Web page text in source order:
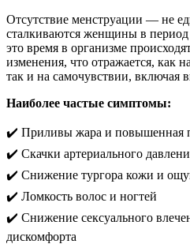
Отсутствие менструации — не
сталкиваются женщины в
это время в организме
изменения, что отражается, как
так и на самочувствии, включая
Наиболее частые симптомы:
✔️ Приливы жара и повышенная
✔️ Скачки артериального
✔️ Снижение тургора кожи и
✔️ Ломкость волос и ногтей
✔️ Снижение сексуального
дискомфорта